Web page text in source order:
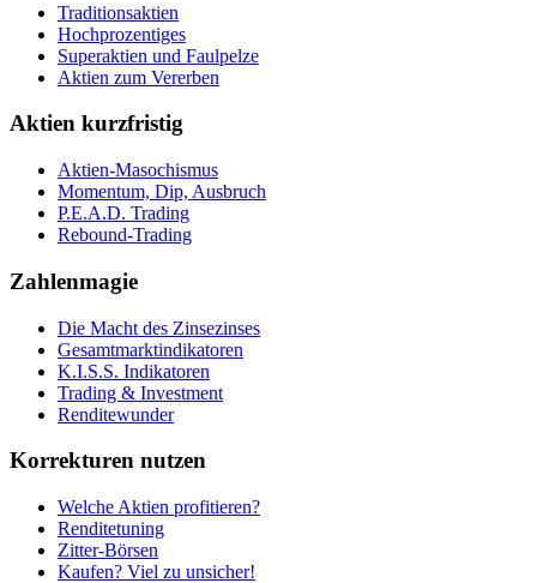
Traditionsaktien
Hochprozentiges
Superaktien und Faulpelze
Aktien zum Vererben
Aktien kurzfristig
Aktien-Masochismus
Momentum, Dip, Ausbruch
P.E.A.D. Trading
Rebound-Trading
Zahlenmagie
Die Macht des Zinsezinses
Gesamtmarktindikatoren
K.I.S.S. Indikatoren
Trading & Investment
Renditewunder
Korrekturen nutzen
Welche Aktien profitieren?
Renditetuning
Zitter-Börsen
Kaufen? Viel zu unsicher!